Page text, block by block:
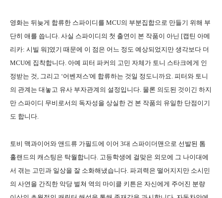
영화는 뒤늦게 합류한 스파이디를 MCU의 부분집합으로 만들기 위해 부
단히 애를 씁니다. 사실 스파이디의 첫 출연이 본 작품이 아닌 [캡틴 아메
리카: 시빌 워]였기 때문에 이 점은 어느 정도 예상되었지만 생각보다 더
MCU에 집착합니다. 아예 피터 파커의 고민 자체가 토니 스타크에게 인
정받는 것, 그리고 ‘어벤져스'에 합류하는 것일 정도니까요. 피터와 토니
의 관계는 대놓고 유사 부자관계의 설정입니다. 물론 의도된 것이긴 하지
만 스파이디 무비로서의 독자성을 상실한 건 본 작품의 유일한 단점이기
도 합니다.
토비 맥과이어와 앤드류 가필드에 이어 3대 스파이더맨으로 선발된 톰
홀랜드의 캐스팅은 탁월합니다. 고등학생에 걸맞은 외모에 그 나이대에
서 겪는 고민과 일상을 잘 소화해냈습니다. 파괴력은 떨어지지만 소시민
의 사연을 간직한 악당 벌쳐 역의 마이클 키튼은 자신에게 주어진 분량